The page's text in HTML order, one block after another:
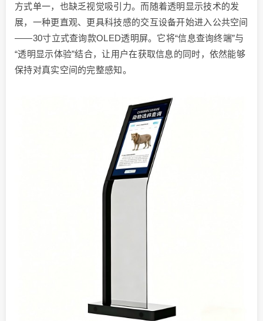
方式单一，也缺乏视觉吸引力。而随着透明显示技术的发
展，一种更直观、更具科技感的交互设备开始进入公共空间
——30寸立式查询款OLED透明屏。它将“信息查询终端”与
“透明显示体验”结合，让用户在获取信息的同时，依然能够
保持对真实空间的完整感知。